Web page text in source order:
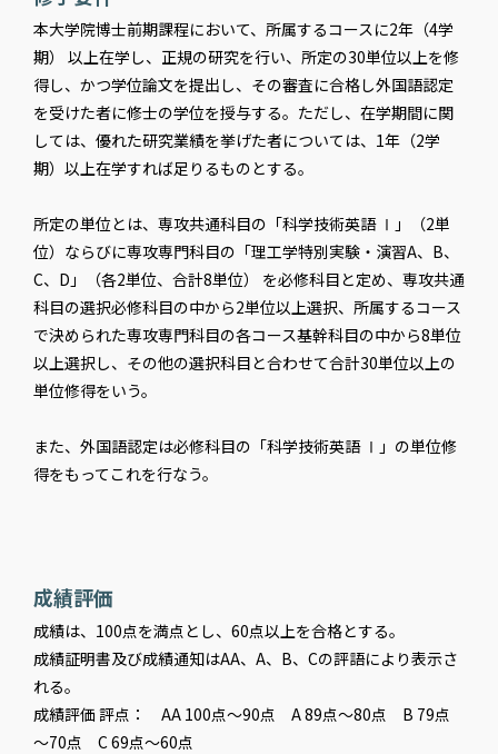
本大学院博士前期課程において、所属するコースに2年（4学
期） 以上在学し、正規の研究を行い、所定の30単位以上を修
得し、かつ学位論文を提出し、その審査に合格し外国語認定
を受けた者に修士の学位を授与する。ただし、在学期間に関
しては、優れた研究業績を挙げた者については、1年（2学
期）以上在学すれば足りるものとする。
所定の単位とは、専攻共通科目の「科学技術英語 Ⅰ」（2単
位）ならびに専攻専門科目の「理工学特別実験・演習A、B、
C、D」（各2単位、合計8単位） を必修科目と定め、専攻共通
科目の選択必修科目の中から2単位以上選択、所属するコース
で決められた専攻専門科目の各コース基幹科目の中から8単位
以上選択し、その他の選択科目と合わせて合計30単位以上の
単位修得をいう。
また、外国語認定は必修科目の「科学技術英語 Ⅰ」の単位修
得をもってこれを行なう。
成績評価
成績は、100点を満点とし、60点以上を合格とする。
成績証明書及び成績通知はAA、A、B、Cの評語により表示さ
れる。
成績評価 評点： AA 100点～90点 A 89点～80点 B 79点
～70点 C 69点～60点